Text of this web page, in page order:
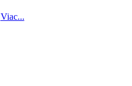
Viac...